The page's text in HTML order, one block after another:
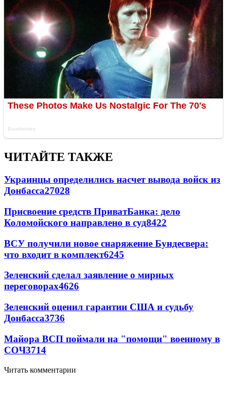
ЧИТАЙТЕ ТАКЖЕ
Украинцы определились насчет вывода войск из
Донбасса27028
Присвоение средств ПриватБанка: дело
Коломойского направлено в суд8422
ВСУ получили новое снаряжение Бундесвера:
что входит в комплект6245
Зеленский сделал заявление о мирных
переговорах4626
Зеленский оценил гарантии США и судьбу
Донбасса3736
Майора ВСП поймали на "помощи" военному в
СОЧ3714
Читать комментарии